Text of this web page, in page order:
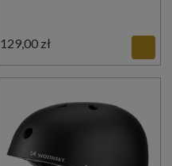
129,00 zł